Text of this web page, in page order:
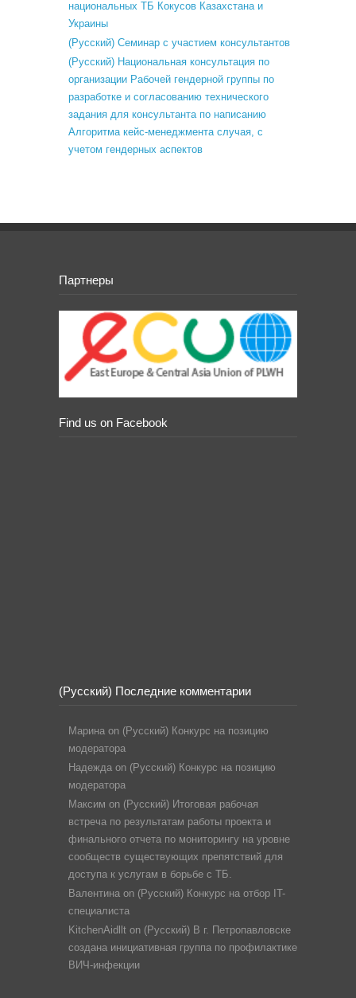
национальных ТБ Кокусов Казахстана и
Украины
(Русский) Семинар с участием консультантов
(Русский) Национальная консультация по
организации Рабочей гендерной группы по
разработке и согласованию технического
задания для консультанта по написанию
Алгоритма кейс-менеджмента случая, с
учетом гендерных аспектов
Партнеры
Find us on Facebook
(Русский) Последние комментарии
Марина on (Русский) Конкурс на позицию
модератора
Надежда on (Русский) Конкурс на позицию
модератора
Максим on (Русский) Итоговая рабочая
встреча по результатам работы проекта и
финального отчета по мониторингу на уровне
сообществ существующих препятствий для
доступа к услугам в борьбе с ТБ.
Валентина on (Русский) Конкурс на отбор IT-
специалиста
KitchenAidllt on (Русский) В г. Петропавловске
создана инициативная группа по профилактике
ВИЧ-инфекции